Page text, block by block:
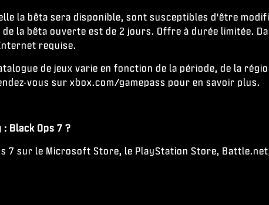
la bêta sera disponible, sont susceptibles d'être
la bêta ouverte est de 2 jours. Offre à durée limitée.
requise.
de jeux varie en fonction de la période, de la
vous sur xbox.com/gamepass pour en savoir plus.
Black Ops 7 ?
7 sur le Microsoft Store, le PlayStation Store,